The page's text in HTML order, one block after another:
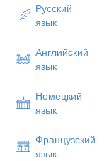
Русский
язык
Английский
язык
Немецкий
язык
Французский
язык